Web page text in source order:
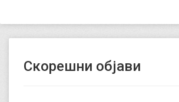
Скорешни објави